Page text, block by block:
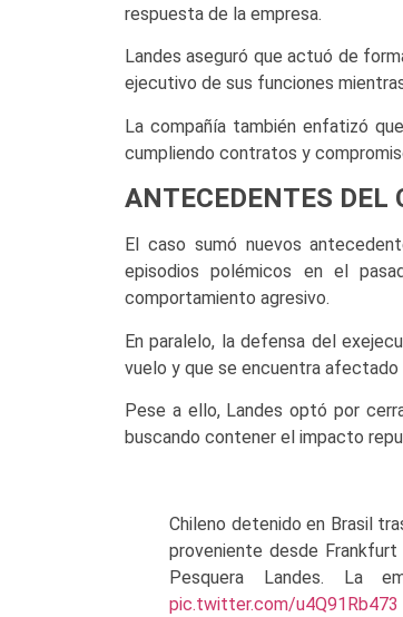
respuesta de la empresa.
Landes aseguró que actuó de
ejecutivo de sus funciones
La compañía también enfatizó
cumpliendo contratos y
ANTECEDENTES DEL
El caso sumó nuevos
episodios polémicos en el
comportamiento agresivo.
En paralelo, la defensa del
vuelo y que se encuentra afectado
Pese a ello, Landes optó por
buscando contener el impacto
Chileno detenido en Brasil
proveniente desde Frankfurt
Pesquera Landes. La
pic.twitter.com/u4Q91Rb473